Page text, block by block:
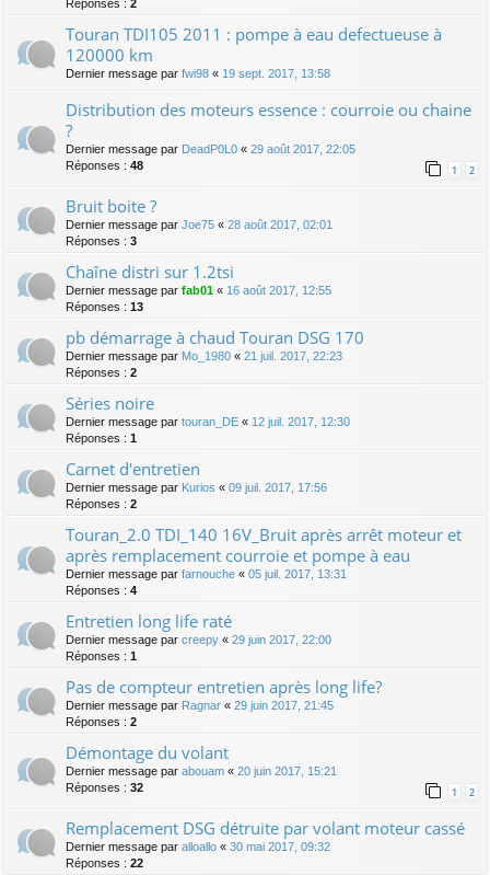
Réponses : 2
Touran TDI105 2011 : pompe à eau defectueuse à
120000 km
Dernier message par fwi98 « 19 sept. 2017, 13:58
Distribution des moteurs essence : courroie ou chaine
?
Dernier message par DeadP0L0 « 29 août 2017, 22:05
Réponses : 48 1 2
Bruit boite ?
Dernier message par Joe75 « 28 août 2017, 02:01
Réponses : 3
Chaîne distri sur 1.2tsi
Dernier message par fab01 « 16 août 2017, 12:55
Réponses : 13
pb démarrage à chaud Touran DSG 170
Dernier message par Mo_1980 « 21 juil. 2017, 22:23
Réponses : 2
Séries noire
Dernier message par touran_DE « 12 juil. 2017, 12:30
Réponses : 1
Carnet d'entretien
Dernier message par Kurios « 09 juil. 2017, 17:56
Réponses : 2
Touran_2.0 TDI_140 16V_Bruit après arrêt moteur et
après remplacement courroie et pompe à eau
Dernier message par farnouche « 05 juil. 2017, 13:31
Réponses : 4
Entretien long life raté
Dernier message par creepy « 29 juin 2017, 22:00
Réponses : 1
Pas de compteur entretien après long life?
Dernier message par Ragnar « 29 juin 2017, 21:45
Réponses : 2
Démontage du volant
Dernier message par abouam « 20 juin 2017, 15:21
Réponses : 32 1 2
Remplacement DSG détruite par volant moteur cassé
Dernier message par alloallo « 30 mai 2017, 09:32
Réponses : 22